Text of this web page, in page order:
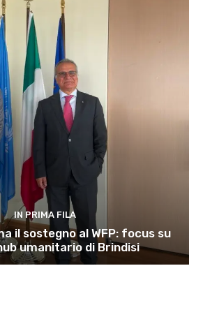
IN PRIMA FILA
il sostegno al WFP: focus su
umanitario di Brindisi